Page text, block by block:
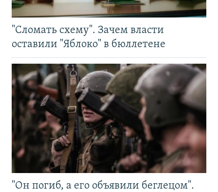
"Сломать схему". Зачем власти
оставили "Яблоко" в бюллетене
"Он погиб, а его объявили беглецом".